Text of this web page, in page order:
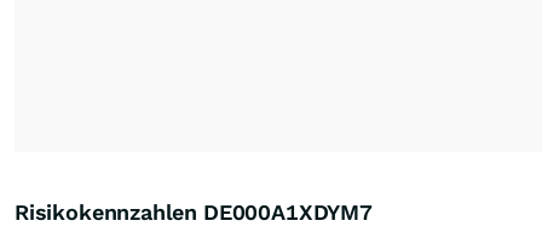
Risikokennzahlen DE000A1XDYM7